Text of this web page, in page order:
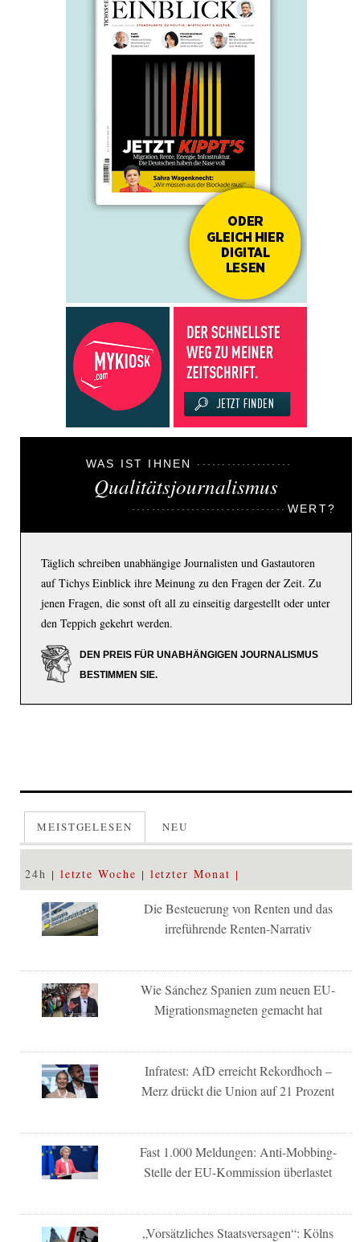
WAS IST IHNEN
Qualitätsjournalismus
WERT?
Täglich schreiben unabhängige Journalisten und Gastautoren
auf Tichys Einblick ihre Meinung zu den Fragen der Zeit. Zu
jenen Fragen, die sonst oft all zu einseitig dargestellt oder unter
den Teppich gekehrt werden.
DEN PREIS FÜR UNABHÄNGIGEN JOURNALISMUS
BESTIMMEN SIE.
MEISTGELESEN NEU
24h letzte Woche letzter Monat
Die Besteuerung von Renten und das
irreführende Renten-Narrativ
Wie Sánchez Spanien zum neuen EU-
Migrationsmagneten gemacht hat
Infratest: AfD erreicht Rekordhoch –
Merz drückt die Union auf 21 Prozent
Fast 1.000 Meldungen: Anti-Mobbing-
Stelle der EU-Kommission überlastet
„Vorsätzliches Staatsversagen“: Kölns